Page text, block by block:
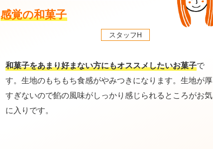
感覚の和菓子
スタッフH
和菓子をあまり好まない方にもオススメしたいお菓子で
す。生地のもちもち食感がやみつきになります。生地が厚
すぎないので餡の風味がしっかり感じられるところがお気
に入りです。